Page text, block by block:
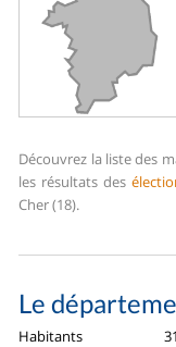
Découvrez la liste des
les résultats des
Cher (18).
Le
Habitants